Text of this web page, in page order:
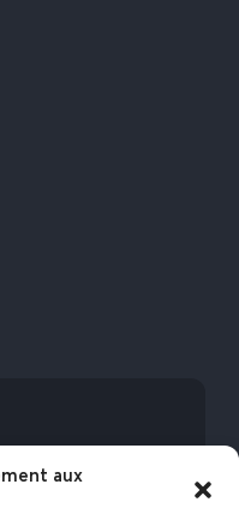
aux